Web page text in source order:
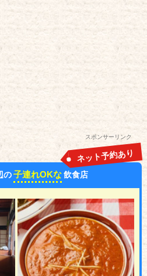
スポンサーリンク
の子連れOKな 飲食店
ネット予約あり